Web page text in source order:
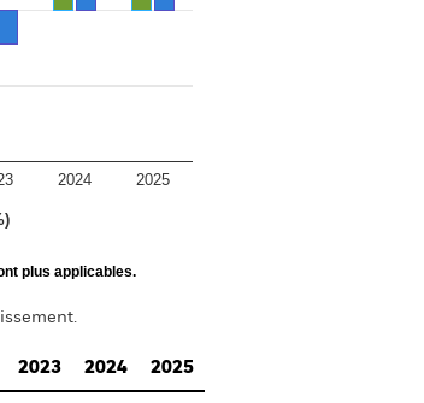
2024 2025
plus applicables.
2023 2024 2025